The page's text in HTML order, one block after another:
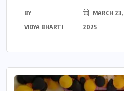
BY
VIDYA BHARTI
MARCH 23,
2025